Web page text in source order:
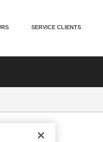
SERVICE CLIENTS